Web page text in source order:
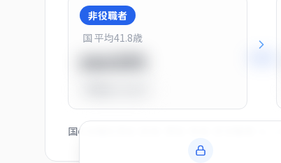
非役職者
国 平均41.8歳
国の役職別賃金（部長・課長・係長・非役職者）と